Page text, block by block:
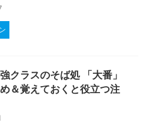
クラスのそば処 「大番」
＆覚えておくと役立つ注